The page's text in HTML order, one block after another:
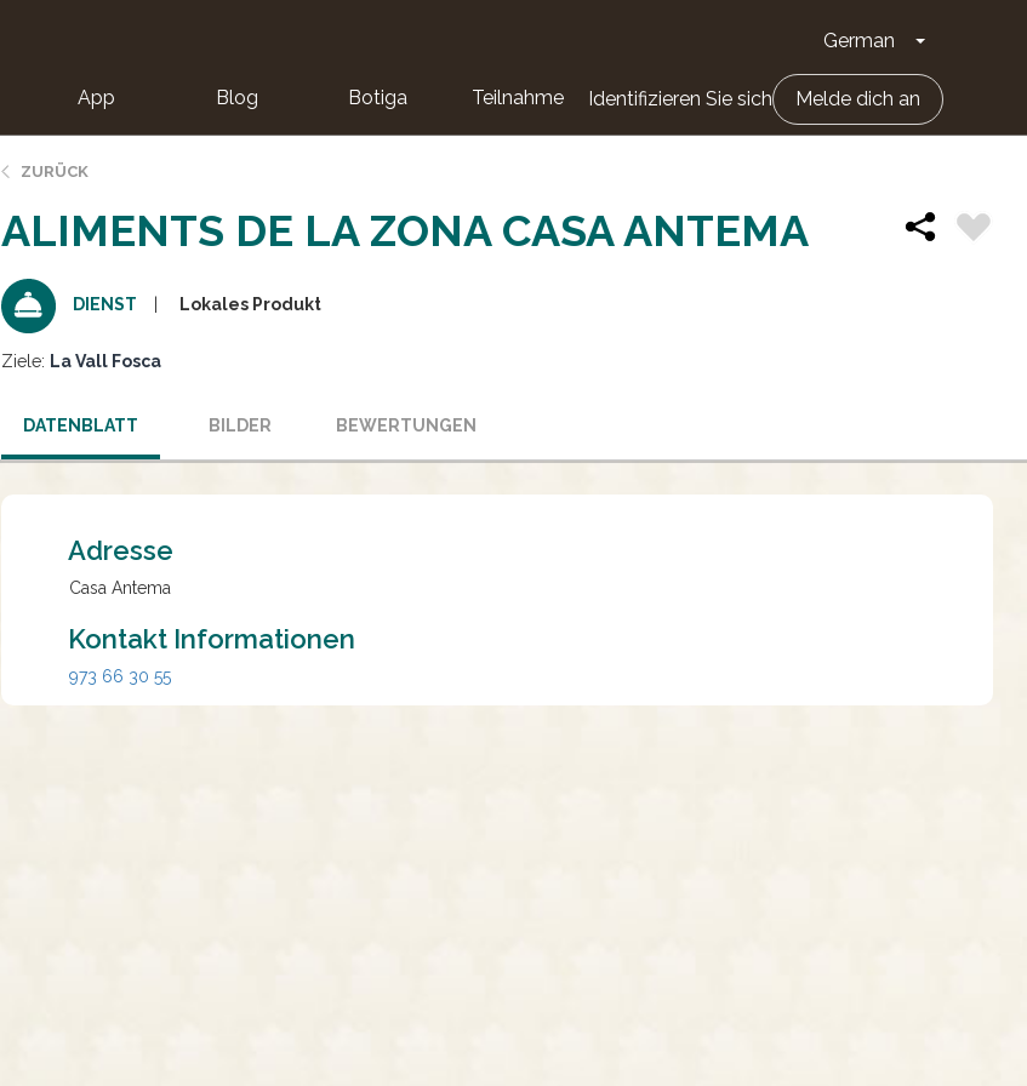
German Dropdown-
App Blog Botiga Teilnahme Identifizieren Sie sich Melde dich an
ZURÜCK
ALIMENTS DE LA ZONA CASA ANTEMA
DIENST Lokales Produkt
Ziele: La Vall Fosca
DATENBLATT BILDER BEWERTUNGEN
Adresse
Casa Antema
Kontakt Informationen
973 66 30 55